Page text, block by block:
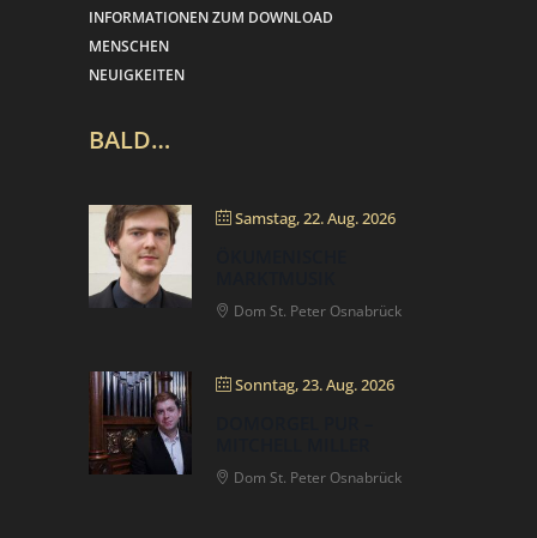
INFORMATIONEN ZUM DOWNLOAD
MENSCHEN
NEUIGKEITEN
BALD…
Samstag, 22. Aug. 2026
Dom St. Peter Osnabrück
Sonntag, 23. Aug. 2026
Dom St. Peter Osnabrück